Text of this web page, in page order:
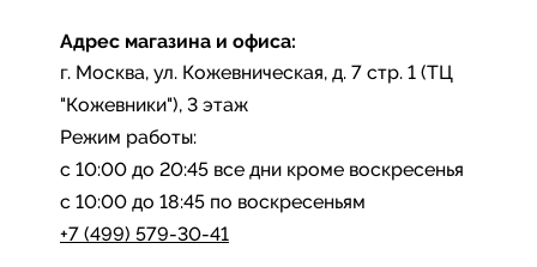
Адрес магазина и офиса:
г. Москва, ул. Кожевническая, д. 7 стр. 1 (ТЦ
"Кожевники"), 3 этаж
Режим работы:
с 10:00 до 20:45 все дни кроме воскресенья
с 10:00 до 18:45 по воскресеньям
+7 (499) 579-30-41